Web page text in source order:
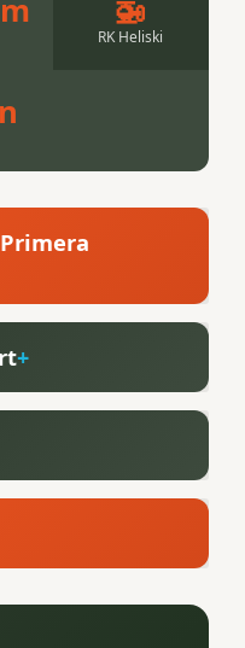
🚁
RK Heliski